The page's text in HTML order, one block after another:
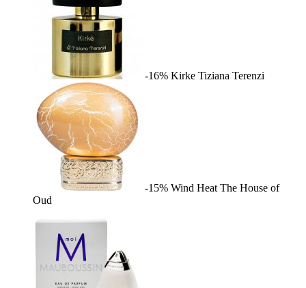
-16% Kirke Tiziana Terenzi
-15% Wind Heat The House of
Oud